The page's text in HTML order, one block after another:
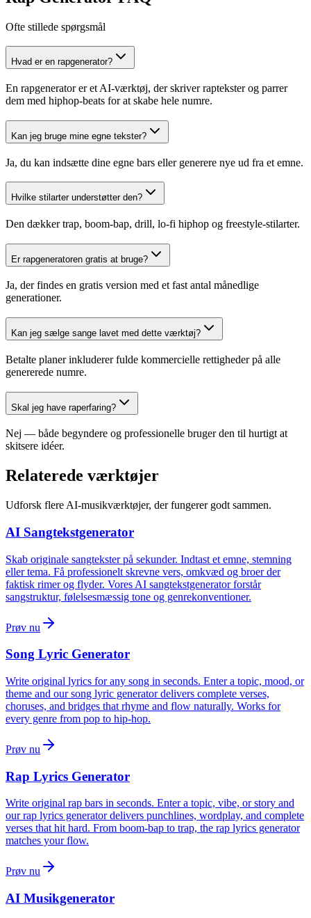
Ofte stillede spørgsmål
Hvad er en rapgenerator?
En rapgenerator er et AI-værktøj, der skriver raptekster og parrer
dem med hiphop-beats for at skabe hele numre.
Kan jeg bruge mine egne tekster?
Ja, du kan indsætte dine egne bars eller generere nye ud fra et emne.
Hvilke stilarter understøtter den?
Den dækker trap, boom-bap, drill, lo-fi hiphop og freestyle-stilarter.
Er rapgeneratoren gratis at bruge?
Ja, der findes en gratis version med et fast antal månedlige
generationer.
Kan jeg sælge sange lavet med dette værktøj?
Betalte planer inkluderer fulde kommercielle rettigheder på alle
genererede numre.
Skal jeg have raperfaring?
Nej — både begyndere og professionelle bruger den til hurtigt at
skitsere idéer.
Relaterede værktøjer
Udforsk flere AI-musikværktøjer, der fungerer godt sammen.
AI Sangtekstgenerator
Skab originale sangtekster på sekunder. Indtast et emne, stemning
eller tema. Få professionelt skrevne vers, omkvæd og broer der
faktisk rimer og flyder. Vores AI sangtekstgenerator forstår
sangstruktur, følelsesmæssig tone og genrekonventioner.
Prøv nu
Song Lyric Generator
Write original lyrics for any song in seconds. Enter a topic, mood, or
theme and our song lyric generator delivers complete verses,
choruses, and bridges that rhyme and flow naturally. Works for
every genre from pop to hip-hop.
Prøv nu
Rap Lyrics Generator
Write original rap bars in seconds. Enter a topic, vibe, or story and
our rap lyrics generator delivers punchlines, wordplay, and complete
verses that hit hard. From boom-bap to trap, the rap lyrics generator
matches your flow.
Prøv nu
AI Musikgenerator